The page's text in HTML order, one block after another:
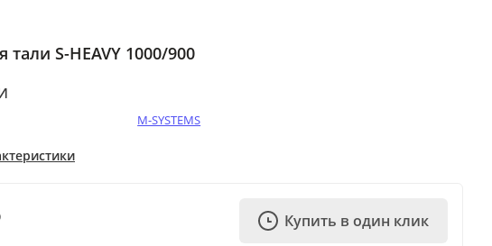
тали S-HEAVY 1000/900
M-SYSTEMS
Купить в один клик